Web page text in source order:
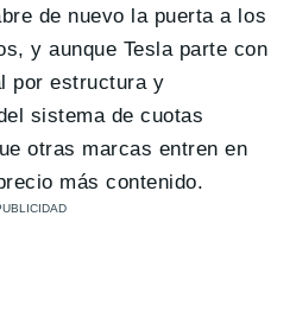
de nuevo la puerta a los
y aunque Tesla parte con
por estructura y
sistema de cuotas
otras marcas entren en
más contenido.